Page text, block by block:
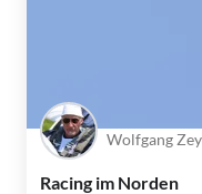
Wolfgang
Racing im Norden